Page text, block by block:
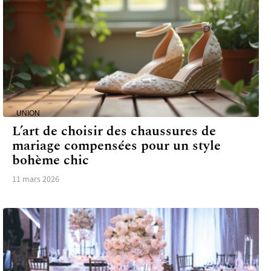
UNION
L’art de choisir des chaussures de
mariage compensées pour un style
bohème chic
11 mars 2026